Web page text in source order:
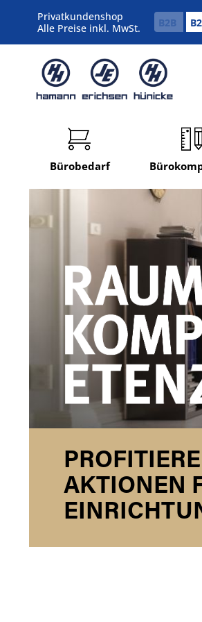
Privatkundenshop
Alle Preise inkl. MwSt.
B2B
Bürobedarf
AKTIONEN